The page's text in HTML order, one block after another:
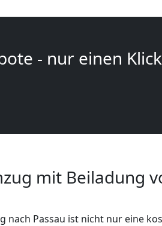
- nur einen Klick
mit Beiladung
nach Passau ist nicht nur eine